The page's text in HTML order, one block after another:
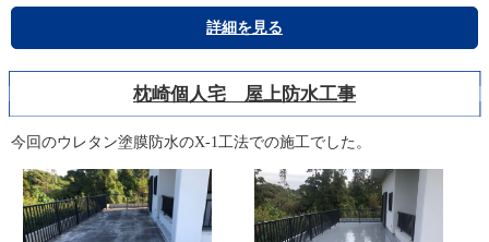
詳細を見る
枕崎個人宅 屋上防水工事
今回のウレタン塗膜防水のX-1工法での施工でした。